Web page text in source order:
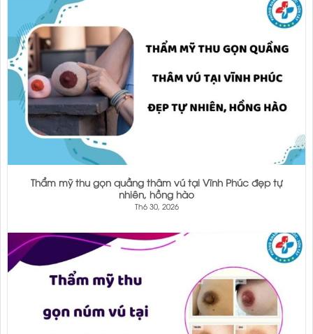
Thẩm mỹ thu gọn quầng thâm vú tại Vĩnh Phúc đẹp tự
nhiên, hồng hào
Th6 30, 2026